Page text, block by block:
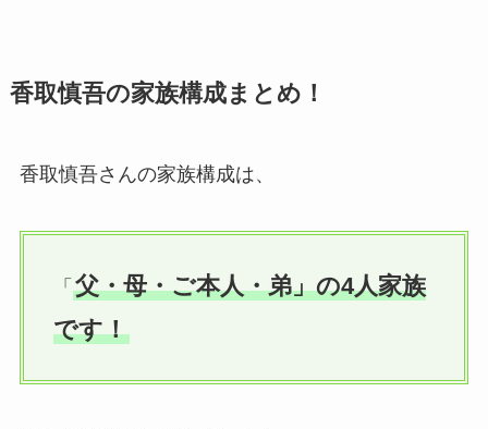
香取慎吾の家族構成まとめ！
香取慎吾さんの家族構成は、
「 父・母・ご本人・弟」の4人家族
です！